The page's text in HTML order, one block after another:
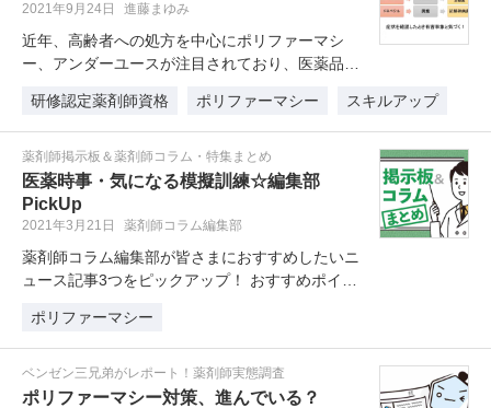
2021年9月24日 進藤まゆみ
近年、高齢者への処方を中心にポリファーマシ
ー、アンダーユースが注目されており、医薬品の
研修認定薬剤師資格
ポリファーマシー スキルアップ
薬剤師掲示板＆薬剤師コラム・特集まとめ
医薬時事・気になる模擬訓練☆編集部
PickUp
2021年3月21日 薬剤師コラム編集部
薬剤師コラム編集部が皆さまにおすすめしたいニ
ュース記事3つをピックアップ！ おすすめポイン
ポリファーマシー
ベンゼン三兄弟がレポート！薬剤師実態調査
ポリファーマシー対策、進んでいる？